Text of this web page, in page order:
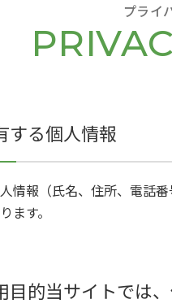
プライ
する個人情報
情報（氏名、住所、電話
ます。
目的当サイトでは